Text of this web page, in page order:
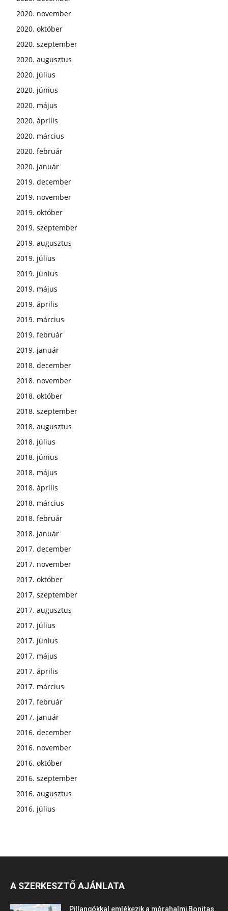
2020. november
2020. október
2020. szeptember
2020. augusztus
2020. július
2020. június
2020. május
2020. április
2020. március
2020. február
2020. január
2019. december
2019. november
2019. október
2019. szeptember
2019. augusztus
2019. július
2019. június
2019. május
2019. április
2019. március
2019. február
2019. január
2018. december
2018. november
2018. október
2018. szeptember
2018. augusztus
2018. július
2018. június
2018. május
2018. április
2018. március
2018. február
2018. január
2017. december
2017. november
2017. október
2017. szeptember
2017. augusztus
2017. július
2017. június
2017. május
2017. április
2017. március
2017. február
2017. január
2016. december
2016. november
2016. október
2016. szeptember
2016. augusztus
2016. július
A SZERKESZTŐ AJÁNLATA
Pillangókkal emlékezik a mórahalmi Bonitas